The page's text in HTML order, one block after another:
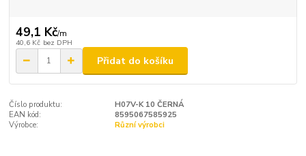
49,1 Kč/m
40,6 Kč bez DPH
Přidat do košíku
Číslo produktu:
H07V-K 10 ČERNÁ
EAN kód:
8595067585925
Výrobce:
Různí výrobci